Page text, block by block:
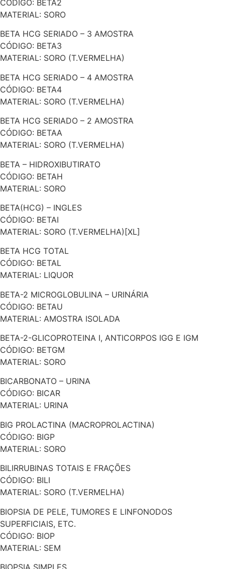
CÓDIGO: BETA2
MATERIAL: SORO
BETA HCG SERIADO – 3 AMOSTRA
CÓDIGO: BETA3
MATERIAL: SORO (T.VERMELHA)
BETA HCG SERIADO – 4 AMOSTRA
CÓDIGO: BETA4
MATERIAL: SORO (T.VERMELHA)
BETA HCG SERIADO – 2 AMOSTRA
CÓDIGO: BETAA
MATERIAL: SORO (T.VERMELHA)
BETA – HIDROXIBUTIRATO
CÓDIGO: BETAH
MATERIAL: SORO
BETA(HCG) – INGLES
CÓDIGO: BETAI
MATERIAL: SORO (T.VERMELHA)[XL]
BETA HCG TOTAL
CÓDIGO: BETAL
MATERIAL: LIQUOR
BETA-2 MICROGLOBULINA – URINÁRIA
CÓDIGO: BETAU
MATERIAL: AMOSTRA ISOLADA
BETA-2-GLICOPROTEINA I, ANTICORPOS IGG E IGM
CÓDIGO: BETGM
MATERIAL: SORO
BICARBONATO – URINA
CÓDIGO: BICAR
MATERIAL: URINA
BIG PROLACTINA (MACROPROLACTINA)
CÓDIGO: BIGP
MATERIAL: SORO
BILIRRUBINAS TOTAIS E FRAÇÕES
CÓDIGO: BILI
MATERIAL: SORO (T.VERMELHA)
BIOPSIA DE PELE, TUMORES E LINFONODOS
SUPERFICIAIS, ETC.
CÓDIGO: BIOP
MATERIAL: SEM